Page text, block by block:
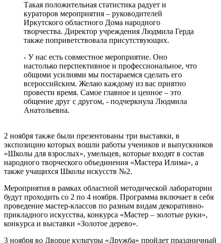
Такая положительная статистика радует и
кураторов мероприятия – руководителей
Иркутского областного Дома народного
творчества. Директор учреждения Людмила Герда
также поприветствовала присутствующих.
- У нас есть совместное мероприятие. Оно
настолько перспективное и профессиональное, что
общими усилиями мы постараемся сделать его
всероссийским. Желаю каждому из вас приятно
провести время. Самое главное и ценное – это
общение друг с другом, - подчеркнула Людмила
Анатольевна.
2 ноября также были презентованы три выставки, в
экспозицию которых вошли работы учеников и выпускников
«Школы для взрослых», умельцев, которые входят в состав
народного творческого объединения «Мастера Илима», а
также учащихся Школы искусств №2.
Мероприятия в рамках областной методической лаборатории
будут проходить со 2 по 4 ноября. Программа включает в себя
проведение мастер-классов по разным видам декоративно-
прикладного искусства, конкурса «Мастер – золотые руки»,
конкурса и выставки «Золотое дерево».
3 ноября во Дворце культуры «Дружба» пройдет праздничный